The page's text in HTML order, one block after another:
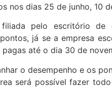
nos dias 25 de junho, 10
filiada pelo escritório
já se a empresa
até o dia 30 de
o desempenho e os
será possível fazer